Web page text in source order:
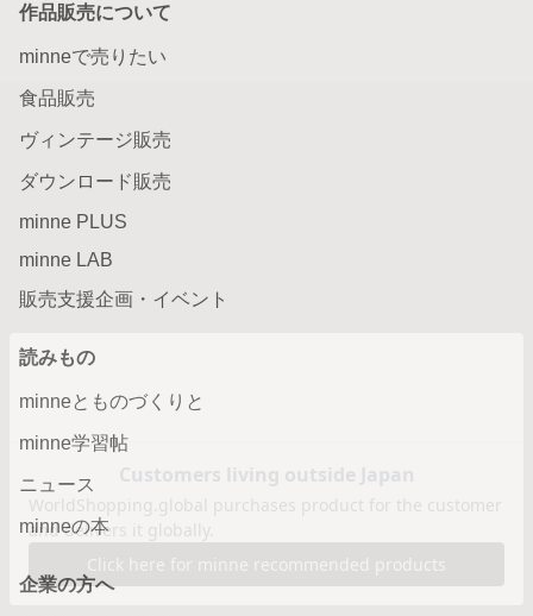
作品販売について
minneで売りたい
食品販売
ヴィンテージ販売
ダウンロード販売
minne PLUS
minne LAB
販売支援企画・イベント
読みもの
minneとものづくりと
minne学習帖
ニュース
minneの本
企業の方へ